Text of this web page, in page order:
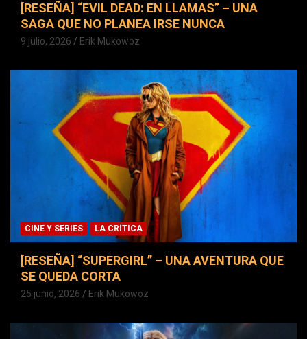
[RESEÑA] “EVIL DEAD: EN LLAMAS” – UNA
SAGA QUE NO PLANEA IRSE NUNCA
9 julio, 2026 Erik Mukowoz
CINE Y SERIES LA CRÍTICA
[RESEÑA] “SUPERGIRL” – UNA AVENTURA QUE
SE QUEDA CORTA
25 junio, 2026 Erik Mukowoz